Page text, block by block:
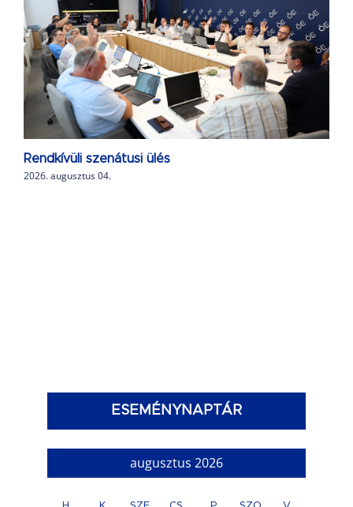
Rendkívüli szenátusi ülés
2026. augusztus 04.
ESEMÉNYNAPTÁR
augusztus 2026